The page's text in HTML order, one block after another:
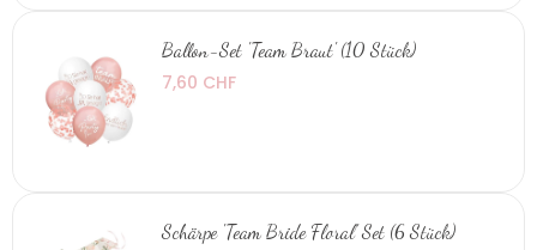
Ballon-Set 'Team Braut' (10 Stück)
7,60 CHF
Schärpe 'Team Bride Floral' Set (6 Stück)